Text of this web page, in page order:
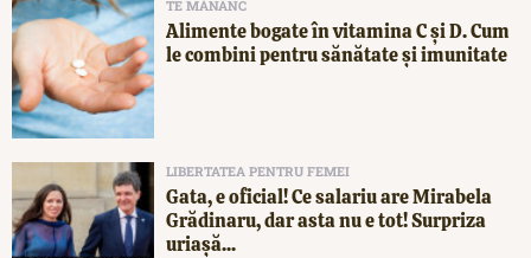
TE MĂNÂNC
Alimente bogate în vitamina C și D. Cum
le combini pentru sănătate și imunitate
LIBERTATEA PENTRU FEMEI
Gata, e oficial! Ce salariu are Mirabela
Grădinaru, dar asta nu e tot! Surpriza
uriașă...